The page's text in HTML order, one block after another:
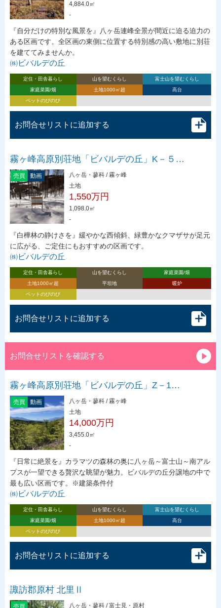
4,884.0㎡
-
『自分だけの特別な風景を』八ヶ岳連峰全景が間近に迫る迫力の
ある区画です。全区画の東側に位置する特別感の高い敷地に別荘
を建ててみませんか。
㈱ビバルデの丘
定住・田舎暮らし 山を望むくらし
富士山を望むくらし
家庭菜園/畑
土地1000㎡超
高台
ペットのびのび
お問合せリストに追加する
霧ヶ峰高原別荘地「ビバルデの丘」K－５…
売買 動画
八ヶ岳・蓼科 / 霧ヶ峰
土地
1,550万円
1,098.0㎡
-
『白樺林の静けさを』緩やかな西傾斜、緑豊かなクマザサが足元
に広がる、ご定住にもおすすめの区画です。
㈱ビバルデの丘
定住・田舎暮らし 山を望むくらし
家庭菜園/畑
土地1000㎡超
平坦地
暖炉
ペットのびのび
お問合せリストに追加する
お問合せリストを確認する
霧ヶ峰高原別荘地「ビバルデの丘」Z－1…
売買 動画
八ヶ岳・蓼科 / 霧ヶ峰
土地
14,000万円
3,455.0㎡
-
『日常に絶景を』カラマツの森林の奥に八ヶ岳～富士山～南アル
プスが一望できる贅沢な眺望が魅力。ビバルデの丘分譲地の中で
最も広い区画です。※建築条件付
㈱ビバルデの丘
定住・田舎暮らし 山を望むくらし
富士山を望むくらし
家庭菜園/畑
土地1000㎡超
高台
ペットのびのび
お問合せリストに追加する
諏訪郡原村 北里Ⅱ
売買 八ヶ岳・蓼科 / 富士見・原村